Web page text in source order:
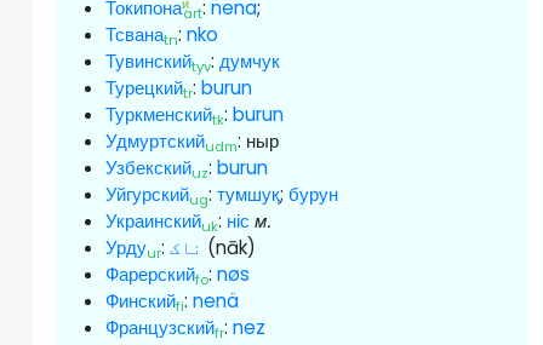
Токипонаart:nena;
Тсванаtn:nko
Тувинскийtyv:думчук
Турецкийtr:burun
Туркменскийtk:burun
Удмуртскийudm: ныр
Узбекскийuz:burun
Уйгурскийug:тумшуқ;бурун
Украинскийuk: ніс м.
Урдуur:ناک (nāk)
Фарерскийfo:nøs
Финскийfi:nenä
Французскийfr:nez